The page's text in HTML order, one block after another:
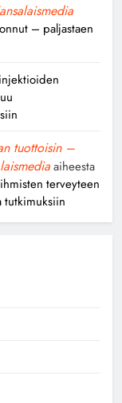
– paljastaen
tuottoisin –
aiheesta
terveyteen
tutkimuksiin